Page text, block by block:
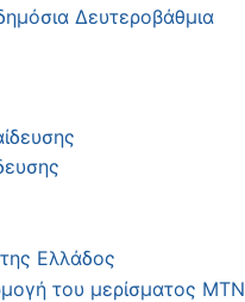
Δευτεροβάθμια
Ελλάδος
του μερίσματος ΜΤΝ